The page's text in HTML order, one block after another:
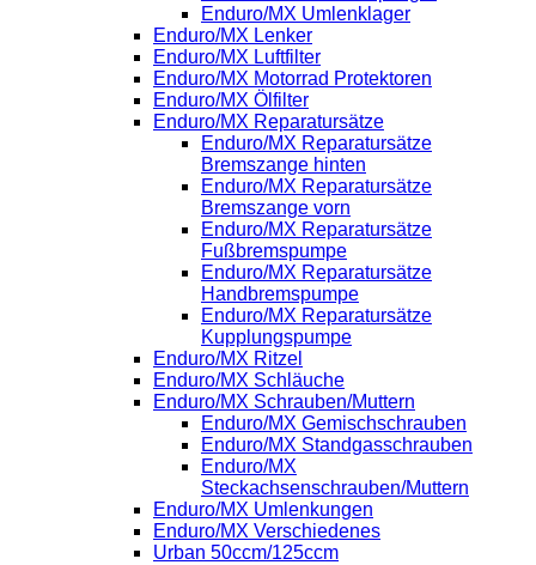
Enduro/MX Umlenklager
Enduro/MX Lenker
Enduro/MX Luftfilter
Enduro/MX Motorrad Protektoren
Enduro/MX Ölfilter
Enduro/MX Reparatursätze
Enduro/MX Reparatursätze
Bremszange hinten
Enduro/MX Reparatursätze
Bremszange vorn
Enduro/MX Reparatursätze
Fußbremspumpe
Enduro/MX Reparatursätze
Handbremspumpe
Enduro/MX Reparatursätze
Kupplungspumpe
Enduro/MX Ritzel
Enduro/MX Schläuche
Enduro/MX Schrauben/Muttern
Enduro/MX Gemischschrauben
Enduro/MX Standgasschrauben
Enduro/MX
Steckachsenschrauben/Muttern
Enduro/MX Umlenkungen
Enduro/MX Verschiedenes
Urban 50ccm/125ccm